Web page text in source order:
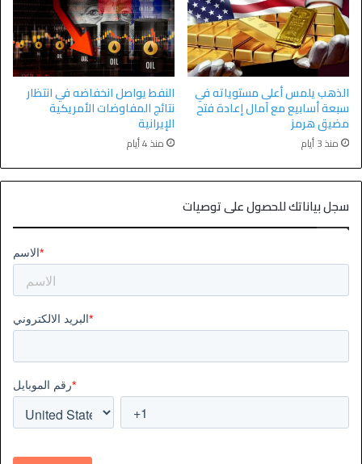
الذهب يلمس أعلى مستوياته في
سبعة أسابيع مع آمال إعادة فتح
مضيق هرمز
منذ 3 أيام
النفط يواصل انخفاضه في انتظار
نتائج المفاوضات الأمريكية
الإيرانية
منذ 4 أيام
سجل بياناتك للحصول على توصيات